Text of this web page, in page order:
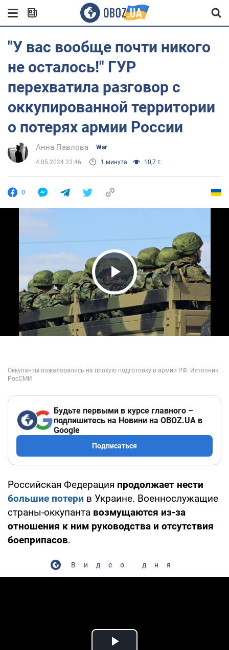
"У вас вообще почти никого
не осталось!" ГУР
перехватила разговор с
оккупированной территории
о потерях армии России
Анна Павлова War
4.05.2024 23:46 1 минута 10,7 т.
0
Play Video
Будьте первыми в курсе главного –
подпишитесь на Новини на OBOZ.UA в
Google
Подписаться
Российская Федерация продолжает нести
большие потери в Украине. Военнослужащие
страны-оккупанта возмущаются из-за
отношения к ним руководства и отсутствия
боеприпасов.
Видео дня